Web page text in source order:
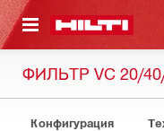
КОНТЕНТУ
ФИЛЬТР VC 20/
Конфигурация